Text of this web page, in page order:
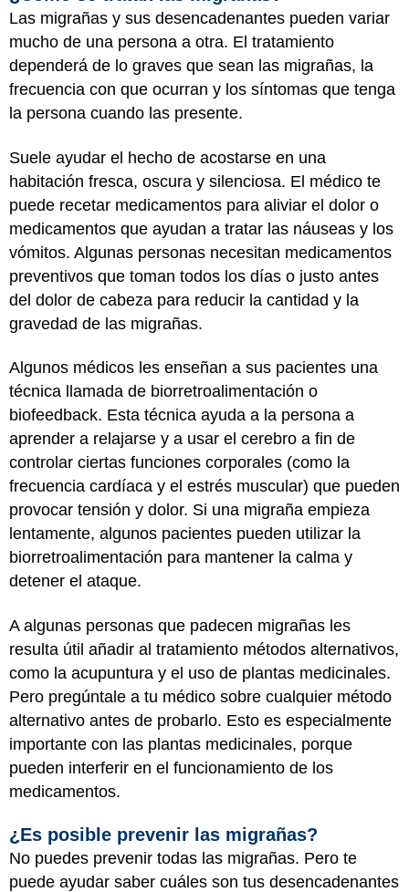
Las migrañas y sus desencadenantes pueden variar
mucho de una persona a otra. El tratamiento
dependerá de lo graves que sean las migrañas, la
frecuencia con que ocurran y los síntomas que tenga
la persona cuando las presente.
Suele ayudar el hecho de acostarse en una
habitación fresca, oscura y silenciosa. El médico te
puede recetar medicamentos para aliviar el dolor o
medicamentos que ayudan a tratar las náuseas y los
vómitos. Algunas personas necesitan medicamentos
preventivos que toman todos los días o justo antes
del dolor de cabeza para reducir la cantidad y la
gravedad de las migrañas.
Algunos médicos les enseñan a sus pacientes una
técnica llamada de biorretroalimentación o
biofeedback. Esta técnica ayuda a la persona a
aprender a relajarse y a usar el cerebro a fin de
controlar ciertas funciones corporales (como la
frecuencia cardíaca y el estrés muscular) que pueden
provocar tensión y dolor. Si una migraña empieza
lentamente, algunos pacientes pueden utilizar la
biorretroalimentación para mantener la calma y
detener el ataque.
A algunas personas que padecen migrañas les
resulta útil añadir al tratamiento métodos alternativos,
como la acupuntura y el uso de plantas medicinales.
Pero pregúntale a tu médico sobre cualquier método
alternativo antes de probarlo. Esto es especialmente
importante con las plantas medicinales, porque
pueden interferir en el funcionamiento de los
medicamentos.
¿Es posible prevenir las migrañas?
No puedes prevenir todas las migrañas. Pero te
puede ayudar saber cuáles son tus desencadenantes